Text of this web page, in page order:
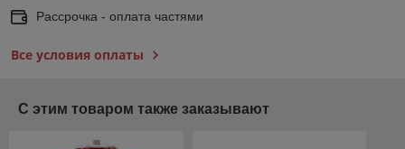
Рассрочка - оплата частями
Все условия оплаты
С этим товаром также заказывают